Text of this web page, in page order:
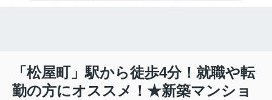
「松屋町」駅から徒歩4分！就職や転
勤の方にオススメ！★新築マンショ